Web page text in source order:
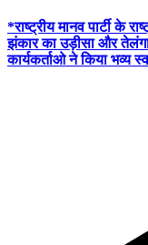
*राष्ट्रीय मानव पार्टी के
झंकार का उड़ीसा और
कार्यकर्ताओ ने किया भव्य